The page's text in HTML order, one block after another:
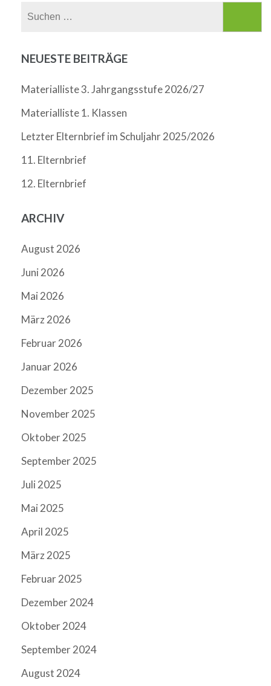
NEUESTE BEITRÄGE
Materialliste 3. Jahrgangsstufe 2026/27
Materialliste 1. Klassen
Letzter Elternbrief im Schuljahr 2025/2026
11. Elternbrief
12. Elternbrief
ARCHIV
August 2026
Juni 2026
Mai 2026
März 2026
Februar 2026
Januar 2026
Dezember 2025
November 2025
Oktober 2025
September 2025
Juli 2025
Mai 2025
April 2025
März 2025
Februar 2025
Dezember 2024
Oktober 2024
September 2024
August 2024